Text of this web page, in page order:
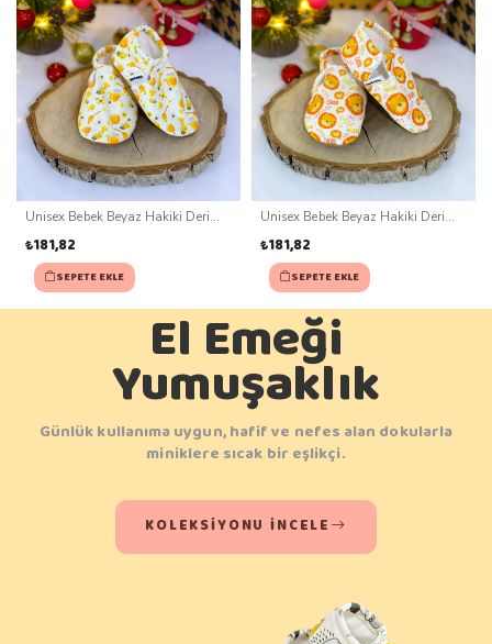
Unisex Bebek Beyaz Hakiki Deri
₺181,82
SEPETE EKLE
Unisex Bebek Beyaz Hakiki Deri
₺181,82
SEPETE EKLE
El Emeği
Yumuşaklık
Günlük kullanıma uygun, hafif ve nefes alan dokularla
miniklere sıcak bir eşlikçi.
KOLEKSIYONU İNCELE